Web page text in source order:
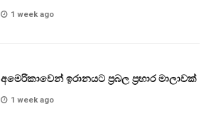
1 week ago
අමෙරිකාවෙන් ඉරානයට ප්‍රබල ප්‍රහාර මාලාවක්
1 week ago